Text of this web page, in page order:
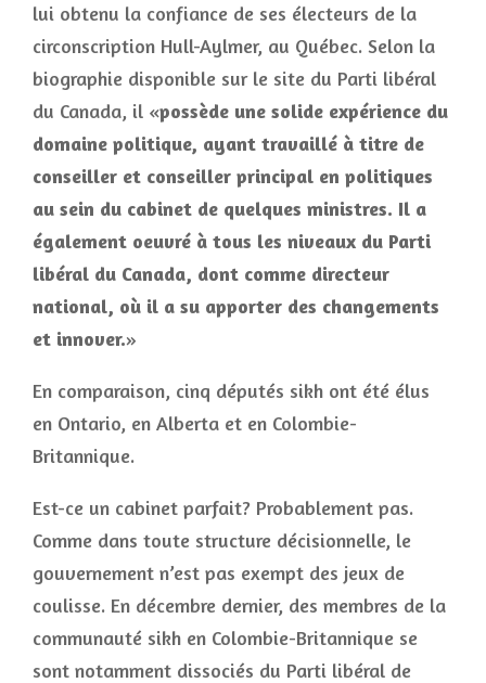
lui obtenu la confiance de ses électeurs de la
circonscription Hull-Aylmer, au Québec. Selon la
biographie disponible sur le site du Parti libéral
du Canada, il «possède une solide expérience du
domaine politique, ayant travaillé à titre de
conseiller et conseiller principal en politiques
au sein du cabinet de quelques ministres. Il a
également oeuvré à tous les niveaux du Parti
libéral du Canada, dont comme directeur
national, où il a su apporter des changements
et innover.»
En comparaison, cinq députés sikh ont été élus
en Ontario, en Alberta et en Colombie-
Britannique.
Est-ce un cabinet parfait? Probablement pas.
Comme dans toute structure décisionnelle, le
gouvernement n’est pas exempt des jeux de
coulisse. En décembre dernier, des membres de la
communauté sikh en Colombie-Britannique se
sont notamment dissociés du Parti libéral de